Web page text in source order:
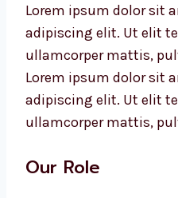
Lorem ipsum dolor sit
adipiscing elit. Ut elit
ullamcorper mattis,
Lorem ipsum dolor sit
adipiscing elit. Ut elit
ullamcorper mattis,
Our Role